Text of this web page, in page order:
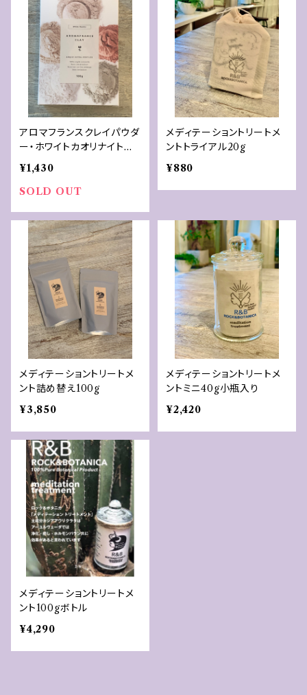
アロマフランスクレイパウダ
ー・ホワイトカオリナイト 1
00g
¥1,430
SOLD OUT
メディテーショントリートメ
ントトライアル20g
¥880
メディテーショントリートメ
ント詰め替え100g
¥3,850
メディテーショントリートメ
ントミニ40g小瓶入り
¥2,420
メディテーショントリートメ
ント100gボトル
¥4,290